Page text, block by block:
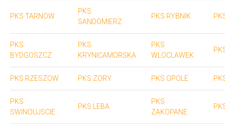
PKS TARNOW
PKS
SANDOMIERZ
PKS RYBNIK
PKS
BYDGOSZCZ
PKS
KRYNICAMORSKA
PKS
WLOCLAWEK
PKS RZESZOW PKS ZORY PKS OPOLE
PKS
SWINOUJSCIE
PKS LEBA
PKS
ZAKOPANE